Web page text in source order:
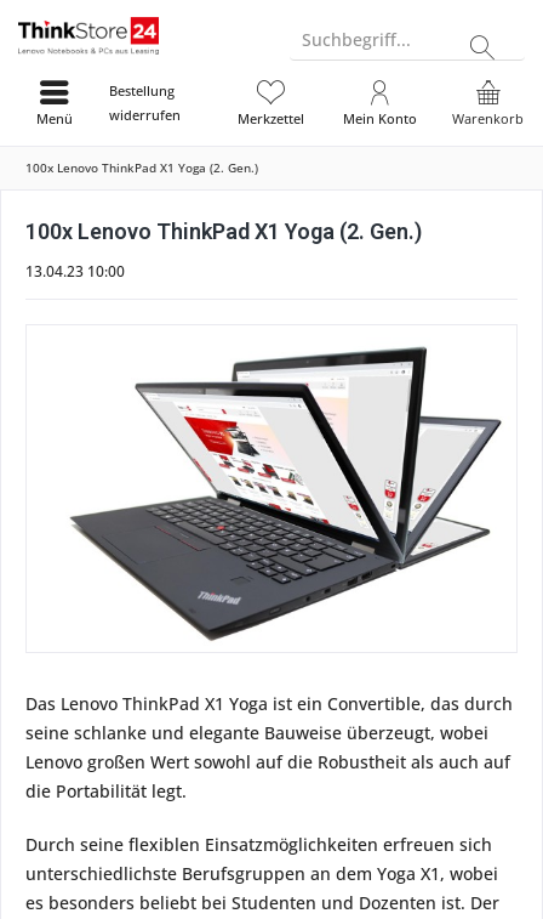
Suchbegriff...
Bestellung
widerrufen
Warenkorb
Merkzettel Mein Konto
Menü
100x Lenovo ThinkPad X1 Yoga (2. Gen.)
100x Lenovo ThinkPad X1 Yoga (2. Gen.)
13.04.23 10:00
Das Lenovo ThinkPad X1 Yoga ist ein Convertible, das durch
seine schlanke und elegante Bauweise überzeugt, wobei
Lenovo großen Wert sowohl auf die Robustheit als auch auf
die Portabilität legt.
Durch seine flexiblen Einsatzmöglichkeiten erfreuen sich
unterschiedlichste Berufsgruppen an dem Yoga X1, wobei
es besonders beliebt bei Studenten und Dozenten ist. Der